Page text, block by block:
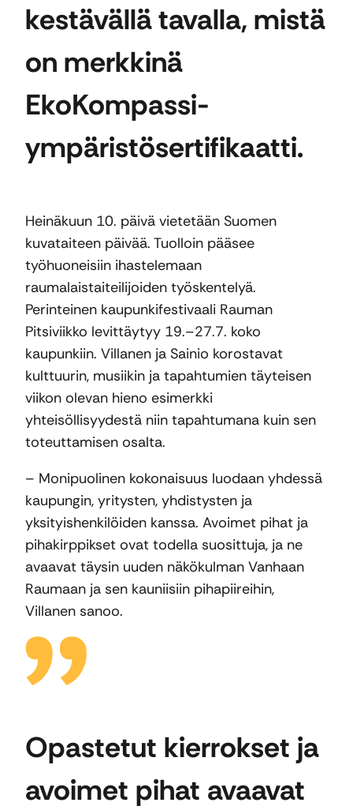
kestävällä tavalla, mistä
on merkkinä
EkoKompassi-
ympäristösertifikaatti.
Heinäkuun 10. päivä vietetään Suomen
kuvataiteen päivää. Tuolloin pääsee
työhuoneisiin ihastelemaan
raumalaistaiteilijoiden työskentelyä.
Perinteinen kaupunkifestivaali Rauman
Pitsiviikko levittäytyy 19.–27.7. koko
kaupunkiin. Villanen ja Sainio korostavat
kulttuurin, musiikin ja tapahtumien täyteisen
viikon olevan hieno esimerkki
yhteisöllisyydestä niin tapahtumana kuin sen
toteuttamisen osalta.
– Monipuolinen kokonaisuus luodaan yhdessä
kaupungin, yritysten, yhdistysten ja
yksityishenkilöiden kanssa. Avoimet pihat ja
pihakirppikset ovat todella suosittuja, ja ne
avaavat täysin uuden näkökulman Vanhaan
Raumaan ja sen kauniisiin pihapiireihin,
Villanen sanoo.
Opastetut kierrokset ja
avoimet pihat avaavat